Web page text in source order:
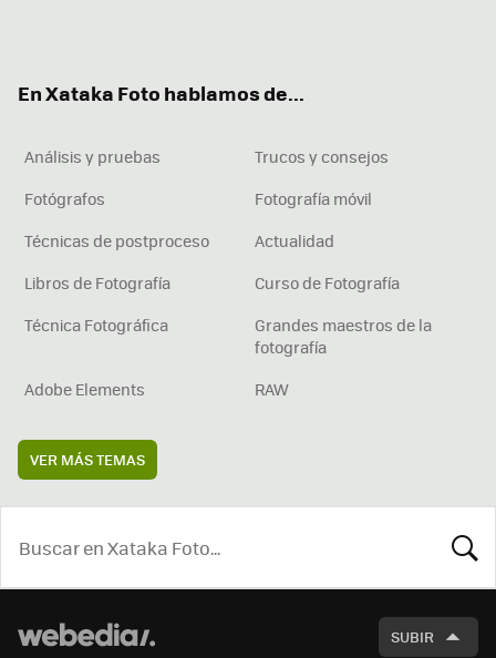
En Xataka Foto hablamos de...
Análisis y pruebas
Trucos y consejos
Fotógrafos
Fotografía móvil
Técnicas de postproceso
Actualidad
Libros de Fotografía
Curso de Fotografía
Técnica Fotográfica
Grandes maestros de la
fotografía
Adobe Elements
RAW
VER MÁS TEMAS
SUBIR